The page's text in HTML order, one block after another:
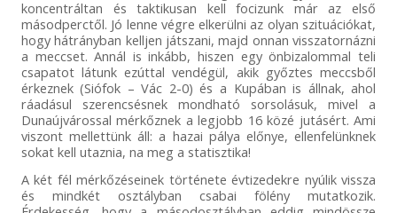
koncentráltan és taktikusan kell focizunk már az első
másodperctől. Jó lenne végre elkerülni az olyan szituációkat,
hogy hátrányban kelljen játszani, majd onnan visszatornázni
a meccset. Annál is inkább, hiszen egy önbizalommal teli
csapatot látunk ezúttal vendégül, akik győztes meccsből
érkeznek (Siófok – Vác 2-0) és a Kupában is állnak, ahol
ráadásul szerencsésnek mondható sorsolásuk, mivel a
Dunaújvárossal mérkőznek a legjobb 16 közé jutásért. Ami
viszont mellettünk áll: a hazai pálya előnye, ellenfelünknek
sokat kell utaznia, na meg a statisztika!
A két fél mérkőzéseinek története évtizedekre nyúlik vissza
és mindkét osztályban csabai fölény mutatkozik.